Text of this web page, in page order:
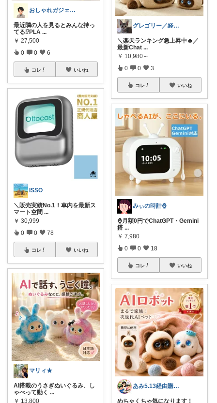
おしゃれガジェット好きHide
最近隣の人を見るとみんな持っ
てる⁉️PLA ...
￥ 27,500
0 0 6
コレ いいね
ISSO
＼販売実績No.1！車内を最新ス
マート空間 ...
￥ 30,999
0 0 78
コレ いいね
マリィ★
AI搭載のうさぎぬいぐるみ、し
ゃべって動く ...
￥ 13,800
グレゴリー／経由購入感謝です💕
＼楽天ランキング急上昇中🔥／
最新Chat ...
￥ 10,980～
0 0 3
コレ いいね
みぃの時計⌚
⌚月額0円でChatGPT・Gemini
搭 ...
￥ 7,980
0 0 18
コレ いいね
あみ5.13経由購入ありがとうございます
めちゃくちゃ気になります！